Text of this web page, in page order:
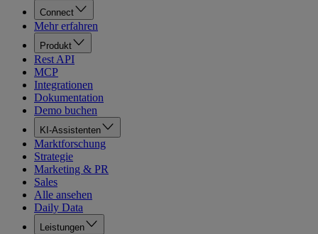
Connect
Mehr erfahren
Produkt
Rest API
MCP
Integrationen
Dokumentation
Demo buchen
KI-Assistenten
Marktforschung
Strategie
Marketing & PR
Sales
Alle ansehen
Daily Data
Leistungen